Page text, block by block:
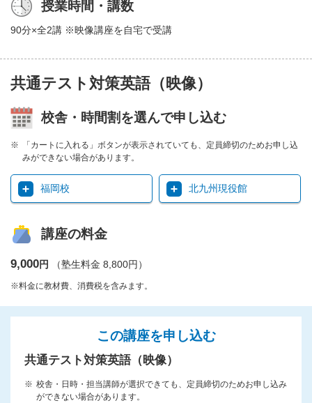
授業時間・講数
90分×全2講 ※映像講座を自宅で受講
共通テスト対策英語（映像）
校舎・時間割を選んで申し込む
「カートに入れる」ボタンが表示されていても、定員締切のためお申し込
みができない場合があります。
福岡校 北九州現役館
講座の料金
9,000円 （塾生料金 8,800円）
※料金に教材費、消費税を含みます。
この講座を申し込む
共通テスト対策英語（映像）
校舎・日時・担当講師が選択できても、定員締切のためお申し込み
ができない場合があります。